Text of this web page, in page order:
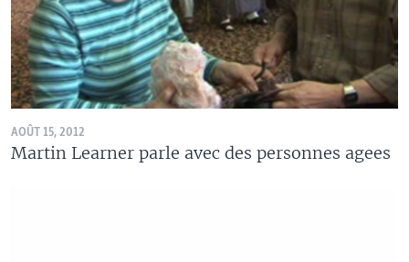
AOÛT 15, 2012
Martin Learner parle avec des personnes agees